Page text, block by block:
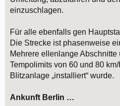
einzuschlagen.
Für alle ebenfalls gen
Die Strecke ist phasenweise
Mehrere ellenlange
Tempolimits von 60 und 80
Blitzanlage „installiert“ wurde.
Ankunft Berlin …